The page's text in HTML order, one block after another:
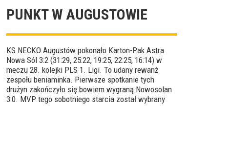
PUNKT W AUGUSTOWIE
KS NECKO Augustów pokonało Karton-Pak Astra
Nowa Sól 3:2 (31:29, 25:22, 19:25, 22:25, 16:14) w
meczu 28. kolejki PLS 1. Ligi. To udany rewanż
zespołu beniaminka. Pierwsze spotkanie tych
drużyn zakończyło się bowiem wygraną Nowosolan
3:0. MVP tego sobotniego starcia został wybrany